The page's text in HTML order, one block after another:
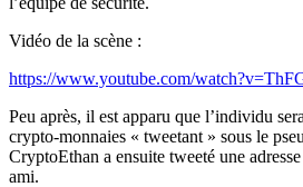
Vidéo de la scène :
https://www.youtube.com/
Peu après, il est apparu que l’individu
crypto-monnaies « tweetant » sous le
CryptoEthan a ensuite tweeté une
ami.